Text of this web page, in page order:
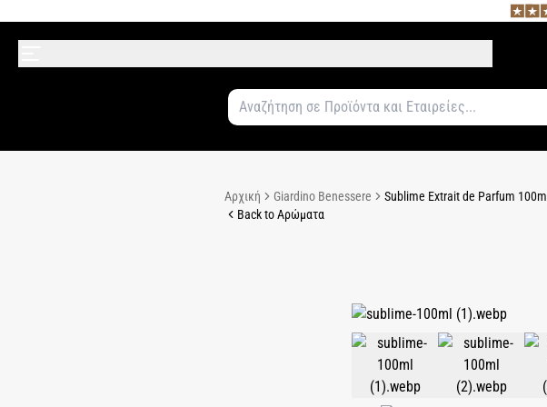
Αρχική Giardino Benessere
Sublime Extrait de Parfum 100ml
Back to Αρώματα